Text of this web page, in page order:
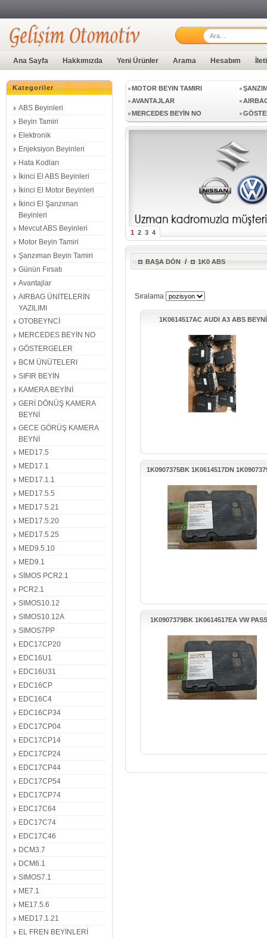
Ana Sayfa Hakkımızda Yeni Ürünler Arama Hesabım
Kategoriler
ABS Beyinleri
Beyin Tamiri
Elektronik
Enjeksiyon Beyinleri
Hata Kodları
İkinci El ABS Beyinleri
İkinci El Motor Beyinleri
İkinci El Şanzıman
Beyinleri
Mevcut ABS Beyinleri
Motor Beyin Tamiri
Şanzıman Beyin Tamiri
Günün Fırsatı
Avantajlar
AIRBAG ÜNİTELERİN
YAZILIMI
OTOBEYNCİ
MERCEDES BEYİN NO
GÖSTERGELER
BCM ÜNÜTELERI
SIFIR BEYİN
KAMERA BEYİNİ
GERİ DÖNÜŞ KAMERA
BEYNİ
GECE GÖRÜŞ KAMERA
BEYNİ
MED17.5
MED17.1
MED17.1.1
MED17.5.5
MED17.5.21
MED17.5.20
MED17.5.25
MED9.5.10
MED9.1
SİMOS PCR2.1
PCR2.1
SIMOS10.12
SIMOS10.12A
SIMOS7PP
EDC17CP20
EDC16U1
EDC16U31
EDC16CP
EDC16C4
EDC16CP34
EDC17CP04
EDC17CP14
EDC17CP24
EDC17CP44
EDC17CP54
EDC17CP74
EDC17C64
EDC17C74
EDC17C46
DCM3.7
DCM6.1
SIMOS7.1
ME7.1
ME17.5.6
MED17.1.21
EL FREN BEYİNLERİ
ENJEKSIYON BEYINLERI
HATA
MOTOR BEYIN TAMIRI
AVANTAJLAR
MERCEDES BEYİN NO
SIFIR BEYİN
SİMOS
EDC16CP
EDC17CP04
EDC17CP44
EDC17C64
DCM3.7
EL FREN BEYİNLERİ
SES SİSTEMİ
DİREKSİYON AÇI SENSÖRÜ
ORTA TUŞ PANELİ
ABS BEYINLERI
BEYIN
İKINCI EL MOTOR BEYINLERI
İKINCI
1 2 3 4
BAŞA DÖN / 1K0 ABS
Sıralama
1K0614517AC AUDI A3 ABS BEYNİ
1K0907375BK 1K0614517DN
1K0907379BK 1K0614517EA VW